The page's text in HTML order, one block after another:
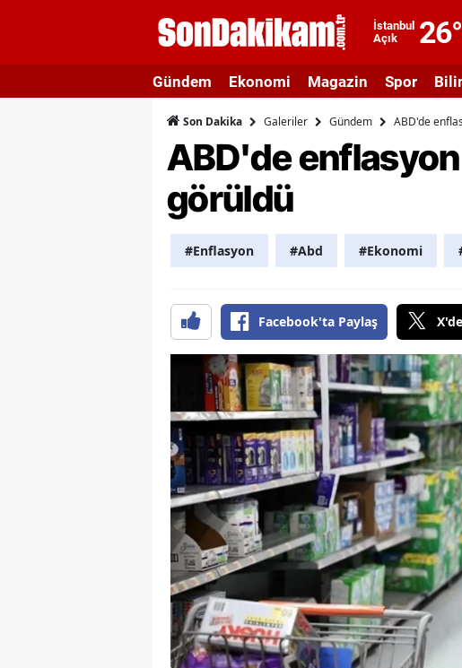
İstanbul
Açık
26°
Adıyaman
Ağrı
Ankara
Artvin
Balıkesir
Bilecik
Bingöl
Bitlis
Bolu
Burdur
Bursa
Çanakkale
Gündem Ekonomi Magazin Spor
Son Dakika Galeriler Gündem ABD'de
ABD'de
görüldü
#Enflasyon #Abd #Ekonomi
Facebook'ta Paylaş